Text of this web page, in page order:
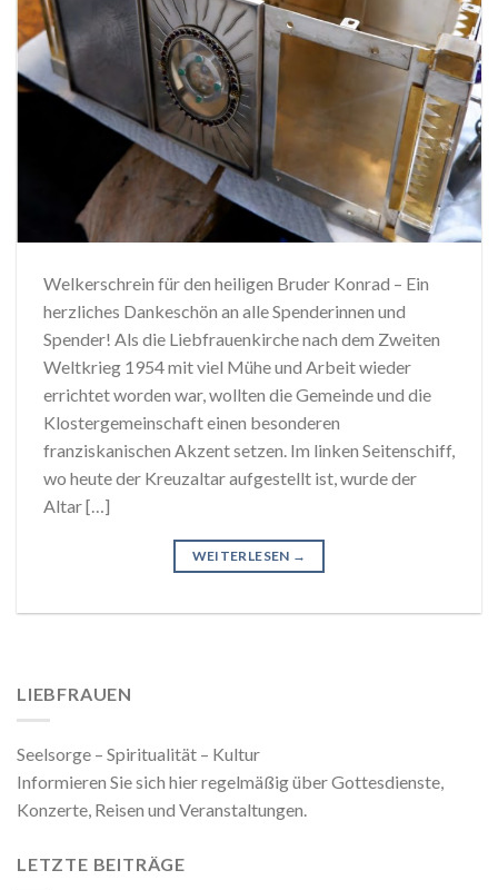
Welkerschrein für den heiligen Bruder Konrad – Ein
herzliches Dankeschön an alle Spenderinnen und
Spender! Als die Liebfrauenkirche nach dem Zweiten
Weltkrieg 1954 mit viel Mühe und Arbeit wieder
errichtet worden war, wollten die Gemeinde und die
Klostergemeinschaft einen besonderen
franziskanischen Akzent setzen. Im linken Seitenschiff,
wo heute der Kreuzaltar aufgestellt ist, wurde der
Altar […]
WEITERLESEN →
LIEBFRAUEN
Seelsorge – Spiritualität – Kultur
Informieren Sie sich hier regelmäßig über Gottesdienste,
Konzerte, Reisen und Veranstaltungen.
LETZTE BEITRÄGE